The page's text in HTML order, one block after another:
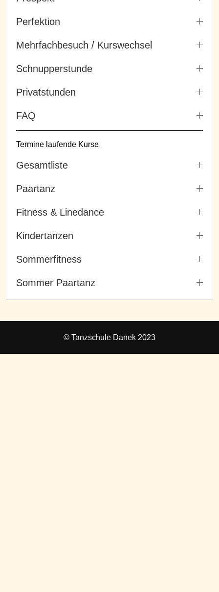
Perfektion
Mehrfachbesuch / Kurswechsel
Schnupperstunde
Privatstunden
FAQ
Termine laufende Kurse
Gesamtliste
Paartanz
Fitness & Linedance
Kindertanzen
Sommerfitness
Sommer Paartanz
© Tanzschule Danek 2023